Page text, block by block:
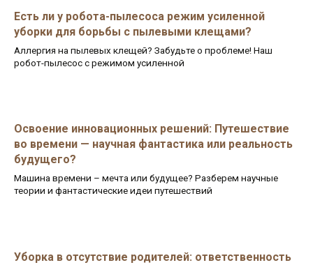
Есть ли у робота-пылесоса режим усиленной
уборки для борьбы с пылевыми клещами?
Аллергия на пылевых клещей? Забудьте о проблеме! Наш
робот-пылесос с режимом усиленной
Освоение инновационных решений: Путешествие
во времени — научная фантастика или реальность
будущего?
Машина времени – мечта или будущее? Разберем научные
теории и фантастические идеи путешествий
Уборка в отсутствие родителей: ответственность